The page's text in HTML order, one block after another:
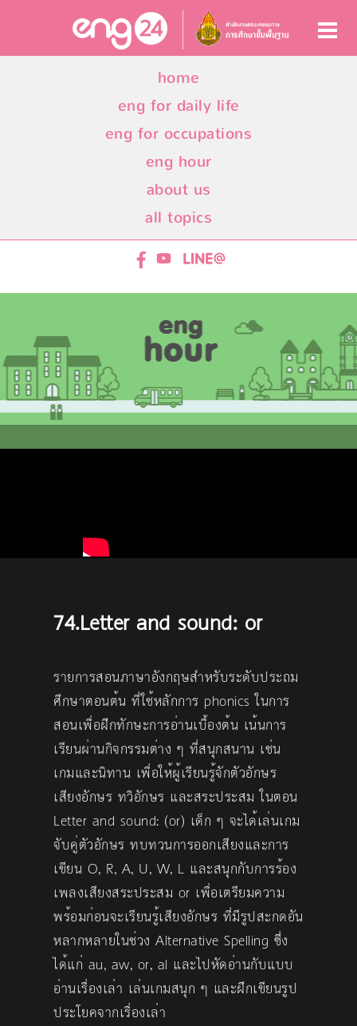
home
eng for daily life
eng for occupations
eng hour
about us
all topics
74.Letter and sound: or
รายการสอนภาษาอังกฤษสำหรับระดับประถม
ศึกษาตอนต้น ที่ใช้หลักการ phonics ในการ
สอนเพื่อฝึกทักษะการอ่านเบื้องต้น เน้นการ
เรียนผ่านกิจกรรมต่าง ๆ ที่สนุกสนาน เช่น
เกมและนิทาน เพื่อให้ผู้เรียนรู้จักตัวอักษร
เสียงอักษร ทวิอักษร และสระประสม ในตอน
Letter and sound: (or) เด็ก ๆ จะได้เล่นเกม
จับคู่ตัวอักษร ทบทวนการออกเสียงและการ
เขียน O, R, A, U, W, L และสนุกกับการร้อง
เพลงเสียงสระประสม or เพื่อเตรียมความ
พร้อมก่อนจะเรียนรู้เสียงอักษร ที่มีรูปสะกดอัน
หลากหลายในช่วง Alternative Spelling ซึ่ง
ได้แก่ au, aw, or, al และไปหัดอ่านกับแบบ
อ่านเรื่องเล่า เล่นเกมสนุก ๆ และฝึกเขียนรูป
ประโยคจากเรื่องเล่า